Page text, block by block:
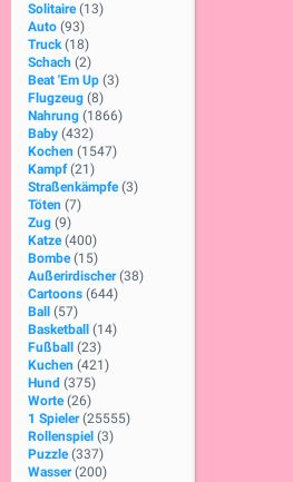
Solitaire (13)
Auto (93)
Truck (18)
Schach (2)
Beat 'Em Up (3)
Flugzeug (8)
Nahrung (1866)
Baby (432)
Kochen (1547)
Kampf (21)
Straßenkämpfe (3)
Töten (7)
Zug (9)
Katze (400)
Bombe (15)
Außerirdischer (38)
Cartoons (644)
Ball
(57)
Basketball
(14)
Fußball
(23)
Kuchen (421)
Hund (375)
Worte (26)
1 Spieler (25555)
Rollenspiel (3)
Puzzle (337)
Wasser (200)